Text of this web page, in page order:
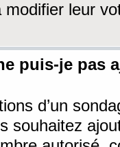
modifier leur
puis-je pas
d’un
souhaitez